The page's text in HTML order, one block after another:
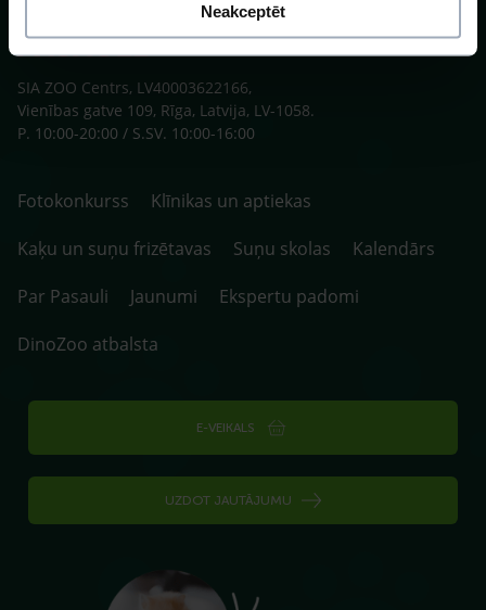
Neakceptēt
SIA ZOO Centrs, LV40003622166,
Vienības gatve 109, Rīga, Latvija, LV-1058.
P. 10:00-20:00 / S.SV. 10:00-16:00
Fotokonkurss
Klīnikas un aptiekas
Kaķu un suņu frizētavas
Suņu skolas
Kalendārs
Par Pasauli
Jaunumi
Ekspertu padomi
DinoZoo atbalsta
E-VEIKALS
UZDOT JAUTĀJUMU